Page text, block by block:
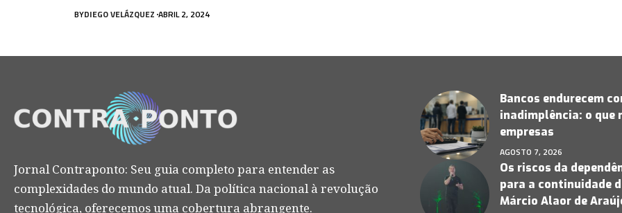
BYDIEGO VELÁZQUEZ ABRIL 2, 2024
Jornal Contraponto: Seu guia completo para entender as
complexidades do mundo atual. Da política nacional à revolução
tecnológica, oferecemos uma cobertura abrangente.
Bancos endurecem
inadimplência: o que
empresas
AGOSTO 7, 2026
Os riscos da
para a continuidade
Márcio Alaor de